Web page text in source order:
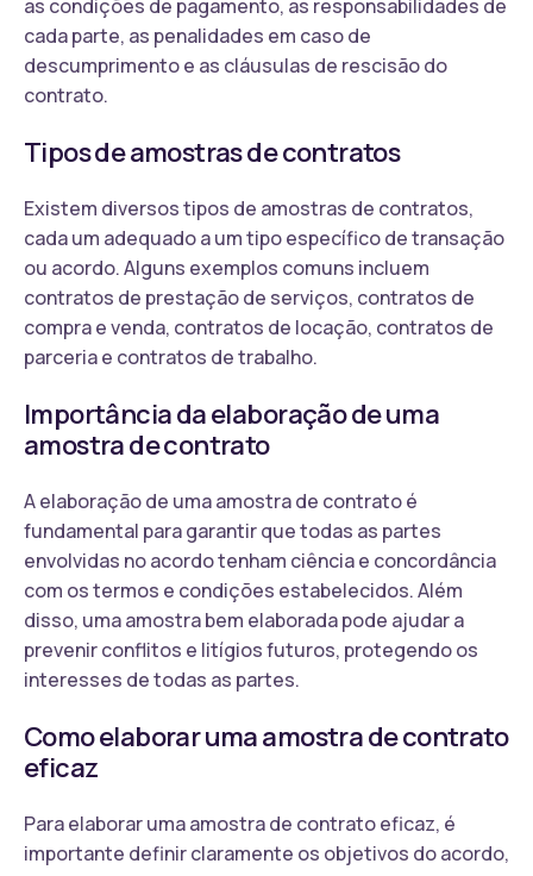
as condições de pagamento, as responsabilidades de
cada parte, as penalidades em caso de
descumprimento e as cláusulas de rescisão do
contrato.
Tipos de amostras de contratos
Existem diversos tipos de amostras de contratos,
cada um adequado a um tipo específico de transação
ou acordo. Alguns exemplos comuns incluem
contratos de prestação de serviços, contratos de
compra e venda, contratos de locação, contratos de
parceria e contratos de trabalho.
Importância da elaboração de uma
amostra de contrato
A elaboração de uma amostra de contrato é
fundamental para garantir que todas as partes
envolvidas no acordo tenham ciência e concordância
com os termos e condições estabelecidos. Além
disso, uma amostra bem elaborada pode ajudar a
prevenir conflitos e litígios futuros, protegendo os
interesses de todas as partes.
Como elaborar uma amostra de contrato
eficaz
Para elaborar uma amostra de contrato eficaz, é
importante definir claramente os objetivos do acordo,